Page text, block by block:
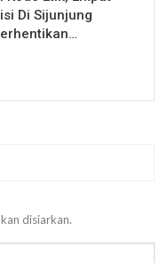
Di Sijunjung
disiarkan.